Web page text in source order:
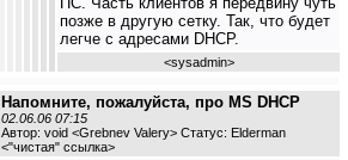
позже в другую сетку. Так, что будет
легче с адресами DHCP.
<sysadmin>
Напомните, пожалуйста, про MS DHCP
02.06.06 07:15
Автор: void <Grebnev Valery> Статус: Elderman
<"чистая" ссылка>